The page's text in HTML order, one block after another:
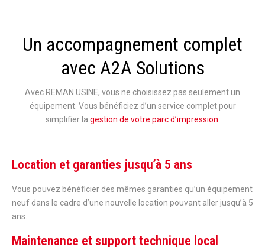
Un accompagnement complet
avec A2A Solutions
Avec REMAN USINE, vous ne choisissez pas seulement un
équipement. Vous bénéficiez d’un service complet pour
simplifier la gestion de votre parc d’impression.
Location et garanties jusqu’à 5 ans
Vous pouvez bénéficier des mêmes garanties qu’un équipement
neuf dans le cadre d’une nouvelle location pouvant aller jusqu’à 5
ans.
Maintenance et support technique local